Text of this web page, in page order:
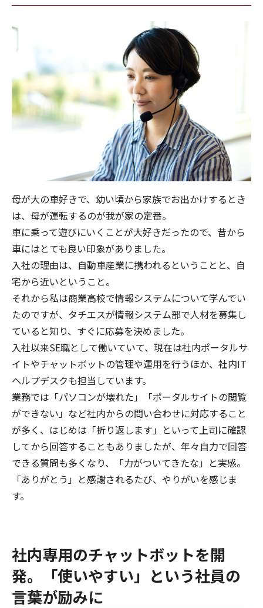
母が大の車好きで、幼い頃から家族でお出かけするとき
は、母が運転するのが我が家の定番。
車に乗って遊びにいくことが大好きだったので、昔から
車にはとても良い印象がありました。
入社の理由は、自動車産業に携われるということと、自
宅から近いということ。
それから私は商業高校で情報システムについて学んでい
たのですが、タチエスが情報システム部で人材を募集し
ていると知り、すぐに応募を決めました。
入社以来SE職として働いていて、現在は社内ポータルサ
イトやチャットボットの管理や運用を行うほか、社内IT
ヘルプデスクも担当しています。
業務では「パソコンが壊れた」「ポータルサイトの閲覧
ができない」など社内からの問い合わせに対応すること
が多く、はじめは「折り返します」といって上司に確認
してから回答することもありましたが、年々自力で回答
できる質問も多くなり、「力がついてきたな」と実感。
「ありがとう」と感謝されるたび、やりがいを感じま
す。
社内専用のチャットボットを開
発。
「使いやすい」という社員の
言葉が励みに